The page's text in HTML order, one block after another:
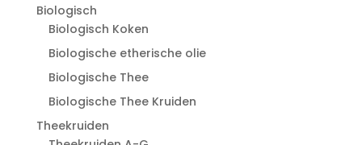
Biologisch
Biologisch Koken
Biologische etherische olie
Biologische Thee
Biologische Thee Kruiden
Theekruiden